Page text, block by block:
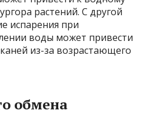
растений. С другой
испарения при
воды может привести
из-за возрастающего
обмена